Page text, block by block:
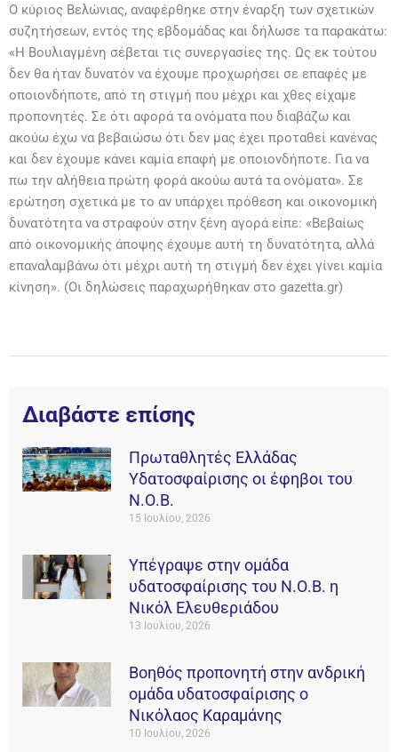
Ο κύριος Βελώνιας, αναφέρθηκε στην έναρξη των σχετικών
συζητήσεων, εντός της εβδομάδας και δήλωσε τα παρακάτω:
«Η Βουλιαγμένη σέβεται τις συνεργασίες της. Ως εκ τούτου
δεν θα ήταν δυνατόν να έχουμε προχωρήσει σε επαφές με
οποιονδήποτε, από τη στιγμή που μέχρι και χθες είχαμε
προπονητές. Σε ότι αφορά τα ονόματα που διαβάζω και
ακούω έχω να βεβαιώσω ότι δεν μας έχει προταθεί κανένας
και δεν έχουμε κάνει καμία επαφή με οποιονδήποτε. Για να
πω την αλήθεια πρώτη φορά ακούω αυτά τα ονόματα». Σε
ερώτηση σχετικά με το αν υπάρχει πρόθεση και οικονομική
δυνατότητα να στραφούν στην ξένη αγορά είπε: «Βεβαίως
από οικονομικής άποψης έχουμε αυτή τη δυνατότητα, αλλά
επαναλαμβάνω ότι μέχρι αυτή τη στιγμή δεν έχει γίνει καμία
κίνηση». (Οι δηλώσεις παραχωρήθηκαν στο gazetta.gr)
Διαβάστε επίσης
Πρωταθλητές Ελλάδας
Υδατοσφαίρισης οι έφηβοι του
Ν.Ο.Β.
15 Ιουλίου, 2026
Υπέγραψε στην ομάδα
υδατοσφαίρισης του Ν.Ο.Β. η
Νικόλ Ελευθεριάδου
13 Ιουλίου, 2026
Βοηθός προπονητή στην ανδρική
ομάδα υδατοσφαίρισης ο
Νικόλαος Καραμάνης
10 Ιουλίου, 2026